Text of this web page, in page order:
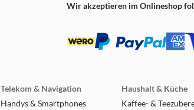
Wir akzeptieren im Onlineshop
Telekom & Navigation
Handys & Smartphones
Haushalt & Küche
Kaffee- &